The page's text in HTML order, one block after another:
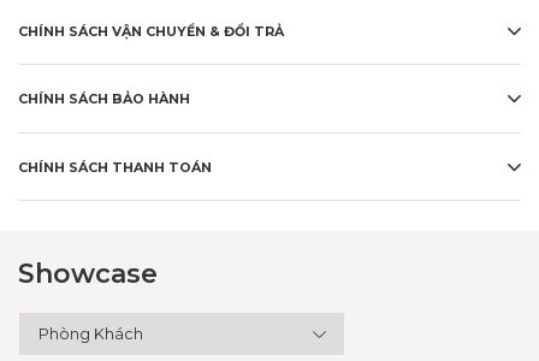
CHÍNH SÁCH VẬN CHUYỂN & ĐỔI TRẢ
CHÍNH SÁCH BẢO HÀNH
CHÍNH SÁCH THANH TOÁN
Showcase